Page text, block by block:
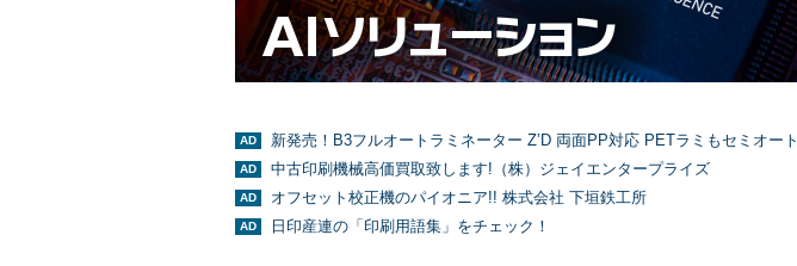
新発売！B3フルオートラミネーター Z’D 両面PP対応 PETラミもセミオート
中古印刷機械高価買取致します!（株）ジェイエンタープライズ
オフセット校正機のパイオニア!! 株式会社 下垣鉄工所
日印産連の「印刷用語集」をチェック！